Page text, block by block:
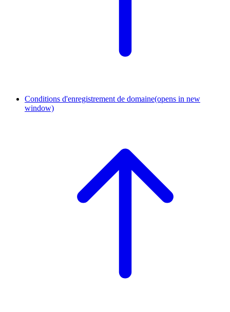
Conditions d'enregistrement de domaine(opens in new
window)